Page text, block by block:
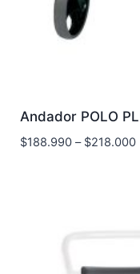
Andador POLO
$188.990– $218.000